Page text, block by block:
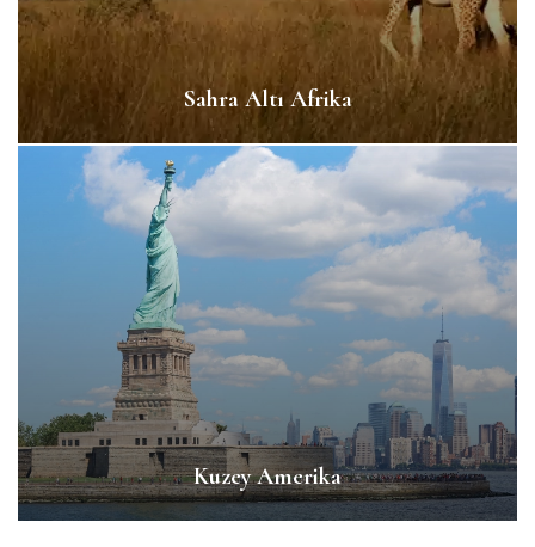
Sahra Altı Afrika
Kuzey Amerika